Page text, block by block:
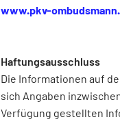
www.pkv-
Haftungsausschluss
Die Informationen auf
sich Angaben
Verfügung gestellten